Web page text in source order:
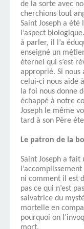
de la sorte avec
cherchions tout
Saint Joseph a été
l’aspect
à parler, il l’a
enseigné un
éternel qui s’est
approprié. Si nous
celui-ci nous aide
la foi nous donne
échappé à notre
Joseph le même
tard à son Père
Le patron de la
Saint Joseph a
ni comment il est
pas ce qui n’est
salvatrice du
mortelle en
pourquoi on